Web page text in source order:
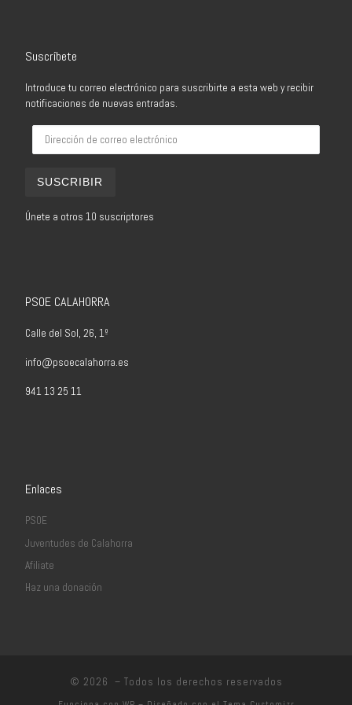
Suscríbete
Introduce tu correo electrónico para suscribirte a esta web y recibir
notificaciones de nuevas entradas.
SUSCRIBIR
Únete a otros 10 suscriptores
PSOE CALAHORRA
Calle del Sol, 26, 1º
info@psoecalahorra.es
941 13 25 11
Enlaces
PSOE
Juventudes de Calahorra
Afiliate
Haz una donación
© 2026 – Todos los derechos reservados